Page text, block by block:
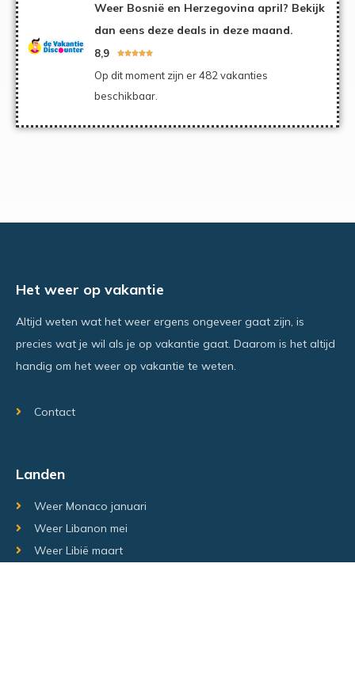
Weer Bosnië en Herzegovina april? Bekijk
dan eens deze deals in deze maand.
8,9 
Op dit moment zijn er 482 vakanties
beschikbaar.
Het weer op vakantie
Altijd weten wat het weer ergens ongeveer gaat zijn, is
precies wat je wil als je op vakantie gaat. Daarom is het altijd
handig om het weer op vakantie te weten.
Contact
Landen
Weer Monaco januari
Weer Libanon mei
Weer Libië maart